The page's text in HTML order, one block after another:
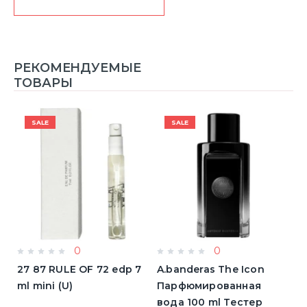
РЕКОМЕНДУЕМЫЕ
ТОВАРЫ
SALE
0
27 87 RULE OF 72 edp 7
ml mini (U)
SALE
0
A.banderas The Icon
Парфюмированная
вода 100 ml Тестер